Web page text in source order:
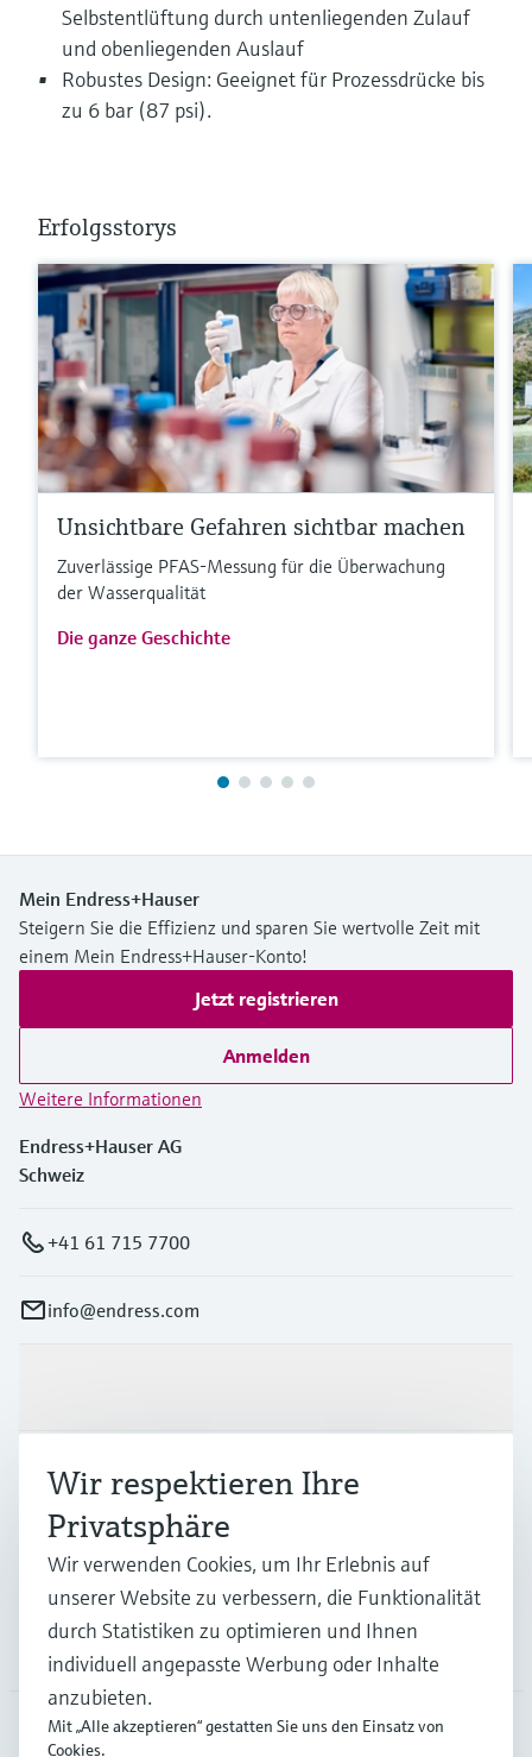
Selbstentlüftung durch untenliegenden Zulauf
und obenliegenden Auslauf
Robustes Design: Geeignet für Prozessdrücke bis
zu 6 bar (87 psi).
Erfolgsstorys
Unsichtbare Gefahren sichtbar machen
Zuverlässige PFAS-Messung für die Überwachung
der Wasserqualität
Die ganze Geschichte
Mein Endress+Hauser
Steigern Sie die Effizienz und sparen Sie wertvolle Zeit mit
einem Mein Endress+Hauser-Konto!
Jetzt registrieren
Anmelden
Weitere Informationen
Endress+Hauser AG
Schweiz
+41 61 715 7700
info@endress.com
Branchen
Support
Wir respektieren Ihre
Privatsphäre
Wir verwenden Cookies, um Ihr Erlebnis auf
unserer Website zu verbessern, die Funktionalität
durch Statistiken zu optimieren und Ihnen
individuell angepasste Werbung oder Inhalte
anzubieten.
Mit „Alle akzeptieren“ gestatten Sie uns den Einsatz von
Cookies.